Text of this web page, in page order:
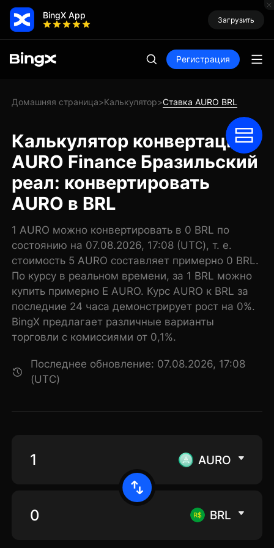
BingX App Загрузить
Регистрация
Домашняя страница>Калькулятор>Ставка AURO BRL
Калькулятор конвертации
AURO Finance Бразильский
реал: конвертировать
AURO в BRL
1 AURO можно конвертировать в 0 BRL по
состоянию на 07.08.2026, 17:08 (UTC), т. е.
стоимость 5 AURO составляет примерно 0 BRL.
По курсу в реальном времени, за 1 BRL можно
купить примерно E AURO. Курс AURO к BRL за
последние 24 часа демонстрирует рост на 0%.
BingX предлагает различные варианты
торговли с комиссиями от 0,1%.
Последнее обновление: 07.08.2026, 17:08
(UTC)
AURO
BRL